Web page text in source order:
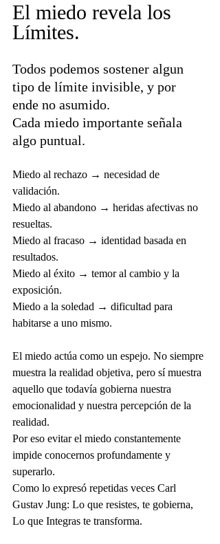
El miedo revela los
Límites.
Todos podemos sostener algun
tipo de límite invisible, y por
ende no asumido.
Cada miedo importante señala
algo puntual.
Miedo al rechazo → necesidad de
validación.
Miedo al abandono → heridas afectivas no
resueltas.
Miedo al fracaso → identidad basada en
resultados.
Miedo al éxito → temor al cambio y la
exposición.
Miedo a la soledad → dificultad para
habitarse a uno mismo.
El miedo actúa como un espejo. No siempre
muestra la realidad objetiva, pero sí muestra
aquello que todavía gobierna nuestra
emocionalidad y nuestra percepción de la
realidad.
Por eso evitar el miedo constantemente
impide conocernos profundamente y
superarlo.
Como lo expresó repetidas veces Carl
Gustav Jung: Lo que resistes, te gobierna,
Lo que Integras te transforma.